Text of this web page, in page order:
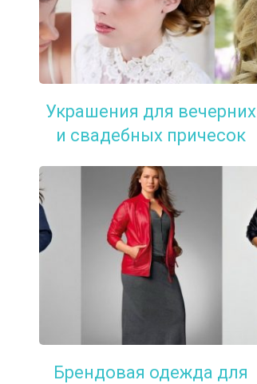
Украшения для вечерних
и свадебных причесок
Брендовая одежда для